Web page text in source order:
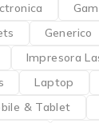
Generico
Impresora
Laptop
& Tablet